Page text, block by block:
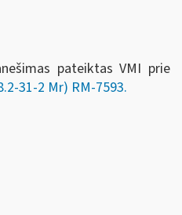
pateiktas VMI prie
31-2 Mr) RM-7593.